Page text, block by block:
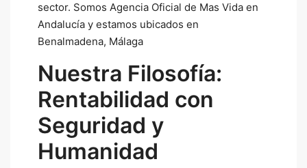
sector. Somos Agencia Oficial de Mas Vida en
Andalucía y estamos ubicados en
Benalmadena, Málaga
Nuestra Filosofía:
Rentabilidad con
Seguridad y
Humanidad